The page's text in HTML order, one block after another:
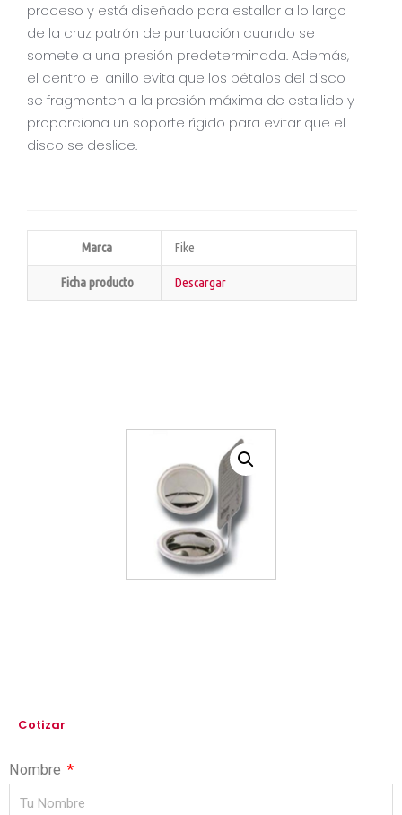
proceso y está diseñado para estallar a lo largo
de la cruz patrón de puntuación cuando se
somete a una presión predeterminada. Además,
el centro el anillo evita que los pétalos del disco
se fragmenten a la presión máxima de estallido y
proporciona un soporte rígido para evitar que el
disco se deslice.
Marca Fike
Ficha producto Descargar
Cotizar
Nombre